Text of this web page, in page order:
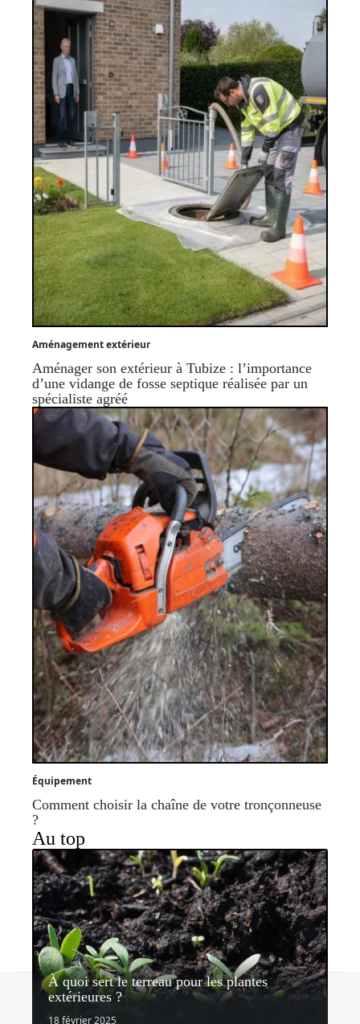
Aménagement extérieur
Aménager son extérieur à Tubize : l’importance
d’une vidange de fosse septique réalisée par un
spécialiste agréé
Équipement
Comment choisir la chaîne de votre tronçonneuse
?
Au top
À quoi sert le terreau pour les plantes
extérieures ?
18 février 2025© 2026 | lemondedujardin.com
Contact Mentions légales Sitemap